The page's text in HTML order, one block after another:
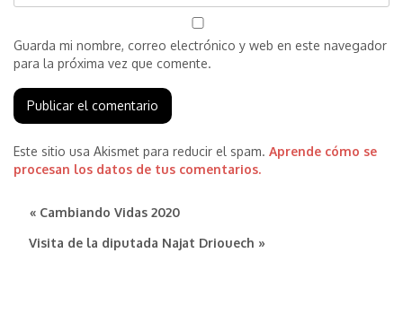
Guarda mi nombre, correo electrónico y web en este navegador
para la próxima vez que comente.
Este sitio usa Akismet para reducir el spam. Aprende cómo se
procesan los datos de tus comentarios.
« Cambiando Vidas 2020
Visita de la diputada Najat Driouech »